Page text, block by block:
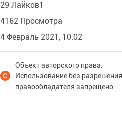
29 Лайков1
4162 Просмотра
4 Февраль 2021, 10:02
Объект авторского права.
Использование без разрешения
правообладателя запрещено.